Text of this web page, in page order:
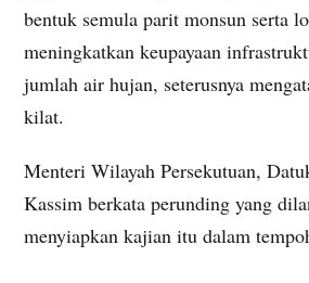
bentuk semula parit monsun serta
meningkatkan keupayaan
jumlah air hujan, seterusnya
kilat.
Menteri Wilayah Persekutuan,
Kassim berkata perunding yang
menyiapkan kajian itu dalam